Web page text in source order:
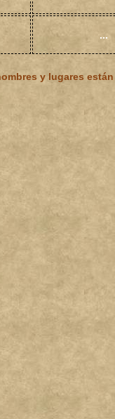
...
y lugares